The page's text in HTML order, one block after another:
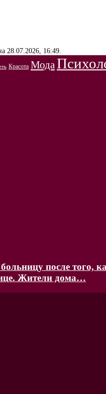
28.07.2026, 16:49.
Красота Мода
после того,
Жители дома…